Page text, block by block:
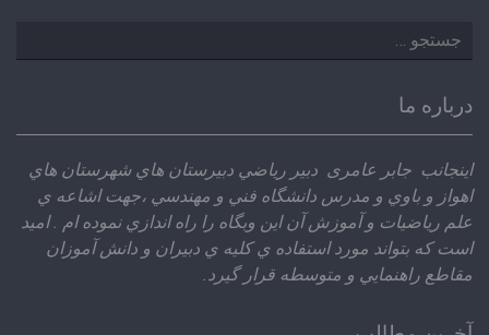
جستجو
برای:
درباره ما
اينجانب جابر عامری دبير رياضي دبيرستان هاي شهرستان هاي
اهواز و باوي و مدرس دانشگاه فني و مهندسي ،‌جهت اشاعه ي
علم رياضيات و آموزش آن اين وبگاه را راه اندازي نموده ام . اميد
است كه بتواند مورد استفاده ي كليه ي دبيران و دانش آموزان
مقاطع راهنمايي و متوسطه قرار گيرد.